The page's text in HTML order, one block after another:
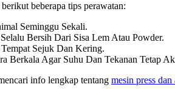
beberapa tips perawatan:
Seminggu Sekali.
Bersih Dari Sisa Lem Atau Powder.
Sejuk Dan Kering.
Berkala Agar Suhu Dan Tekanan Tetap
info lengkap tentang mesin press